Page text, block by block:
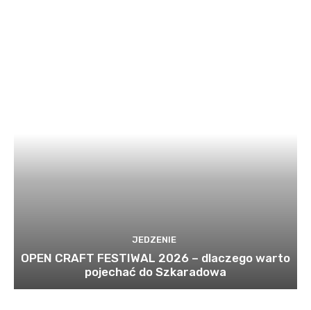
JEDZENIE
OPEN CRAFT FESTIWAL 2026 – dlaczego warto
pojechać do Szkaradowa